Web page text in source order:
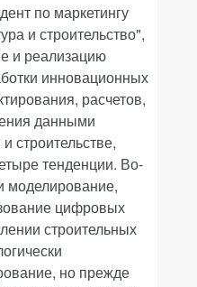
по маркетингу
и строительство",
и реализацию
инновационных
расчетов,
данными
строительстве,
тенденции. Во-
моделирование,
цифровых
строительных
но прежде